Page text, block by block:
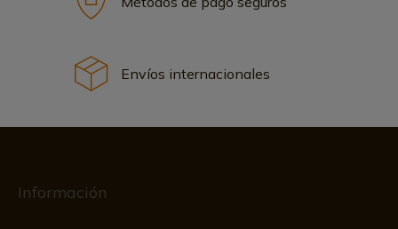
Envíos internacionales
Información